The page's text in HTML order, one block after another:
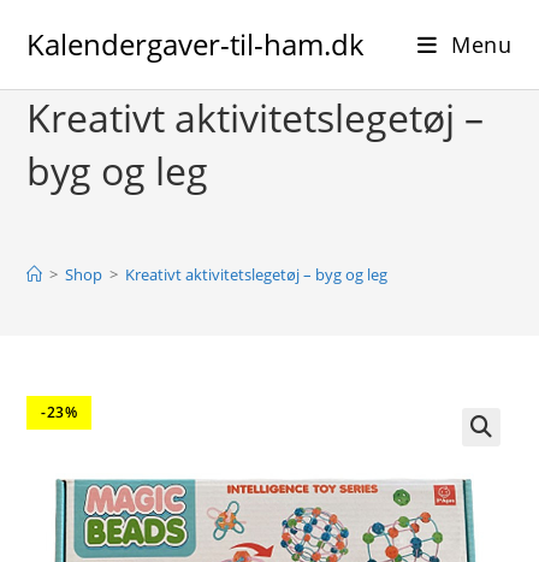
Kalendergaver-til-ham.dk Menu
Kreativt aktivitetslegetøj –
byg og leg
> Shop > Kreativt aktivitetslegetøj – byg og leg
-23%